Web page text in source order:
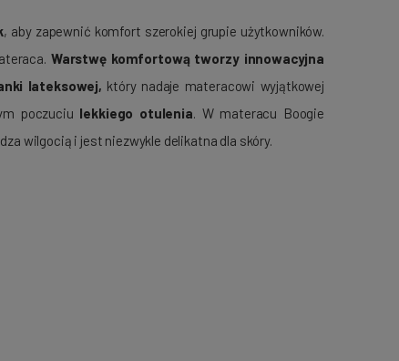
, aby zapewnić komfort szerokiej grupie użytkowników.
Warstwę komfortową tworzy innowacyjna
lateksowej, który nadaje materacowi wyjątkowej
poczuciu lekkiego otulenia . W materacu Boogie
wilgocią i jest niezwykle delikatna dla skóry.